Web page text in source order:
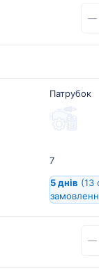
Патрубок
7
5 днів (13